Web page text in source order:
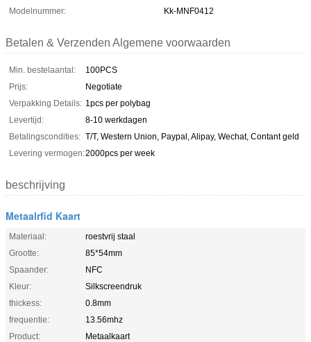
Modelnummer:
Kk-MNF0412
Betalen & Verzenden Algemene voorwaarden
Min. bestelaantal:
100PCS
Prijs:
Negotiate
Verpakking Details: 1pcs per polybag
Levertijd:
8-10 werkdagen
Betalingscondities: T/T, Western Union, Paypal, Alipay, Wechat, Contant geld
Levering vermogen:2000pcs per week
beschrijving
Metaalrfid Kaart
Materiaal:
roestvrij staal
Grootte:
85*54mm
Spaander:
NFC
Kleur:
Silkscreendruk
thickess:
0.8mm
frequentie:
13.56mhz
Product:
Metaalkaart